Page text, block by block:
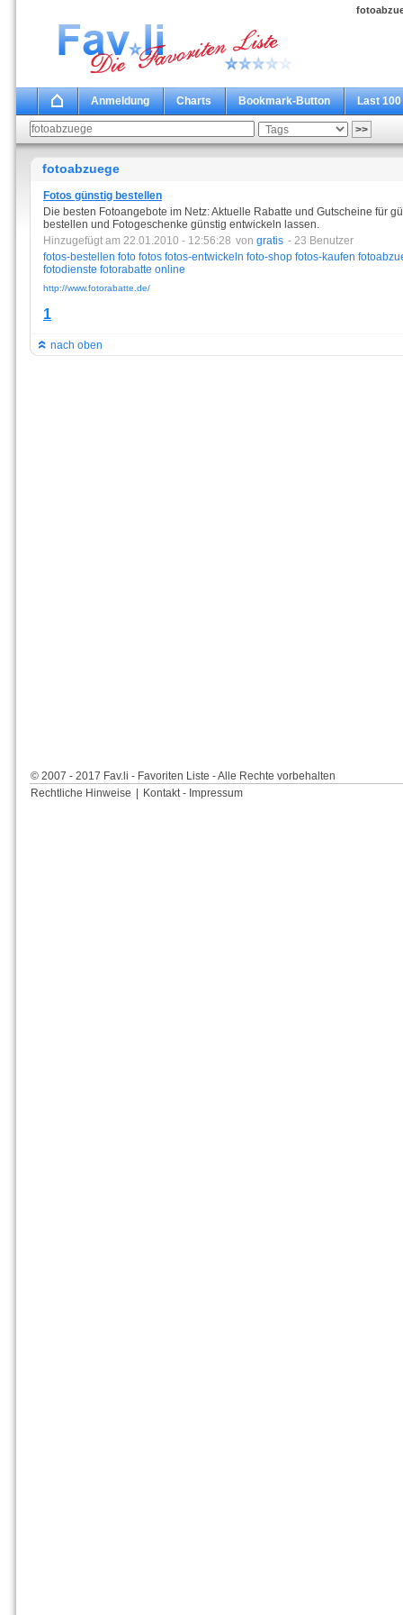
Anmeldung Charts Bookmark-Button Last 100
fotoabzuege
Fotos günstig bestellen
Die besten Fotoangebote im Netz: Aktuelle Rabatte und Gutscheine für
bestellen und Fotogeschenke günstig entwickeln lassen.
Hinzugefügt am 22.01.2010 - 12:56:28 von gratis - 23 Benutzer
fotos-bestellen foto fotos fotos-entwickeln foto-shop fotos-kaufen
fotodienste fotorabatte online
http://www.fotorabatte.de/
1
nach oben
© 2007 - 2017 Fav.li - Favoriten Liste - Alle Rechte vorbehalten
Rechtliche Hinweise
Kontakt - Impressum